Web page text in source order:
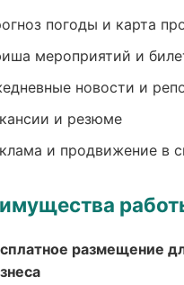
погоды и карта
мероприятий и
новости и
и резюме
и продвижение в
размещение